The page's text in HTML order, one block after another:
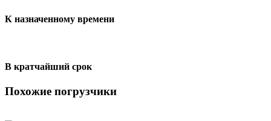
К назначенному времени
В кратчайший срок
Похожие погрузчики